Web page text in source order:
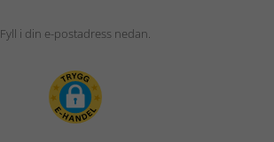
Fyll i din e-postadress nedan.